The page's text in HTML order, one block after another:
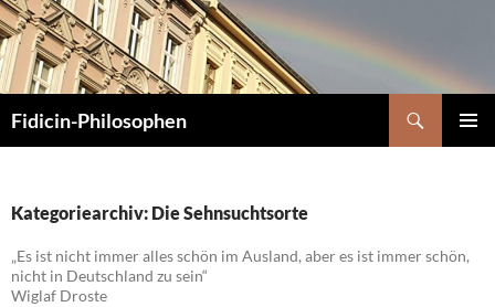
Zum
Inhalt
springen
Fidicin-Philosophen
Kategoriearchiv: Die Sehnsuchtsorte
„Es ist nicht immer alles schön im Ausland, aber es ist immer schön,
nicht in Deutschland zu sein“
Wiglaf Droste